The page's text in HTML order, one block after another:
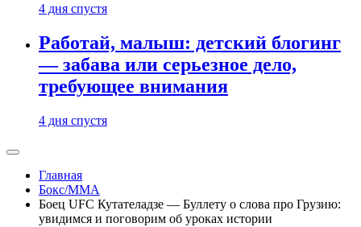
4 дня спустя
Работай, малыш: детский блогинг
— забава или серьезное дело,
требующее внимания
4 дня спустя
Главная
Бокс/MMA
Боец UFC Кутателадзе — Буллету о слова про Грузию:
увидимся и поговорим об уроках истории